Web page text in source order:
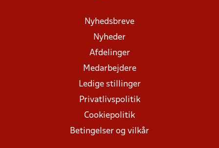
Nyhedsbreve
Nyheder
Afdelinger
Medarbejdere
Ledige stillinger
Privatlivspolitik
Cookiepolitik
Betingelser og vilkår